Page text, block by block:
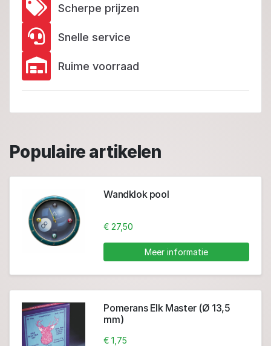
Scherpe prijzen
Snelle service
Ruime voorraad
Populaire artikelen
Wandklok pool
€ 27,50
Meer informatie
Pomerans Elk Master (Ø 13,5
mm)
€ 1,75